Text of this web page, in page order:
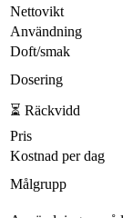
Nettovikt
Användning
Doft/smak
Dosering
⏳ Räckvidd
Pris
Kostnad per dag
Målgrupp